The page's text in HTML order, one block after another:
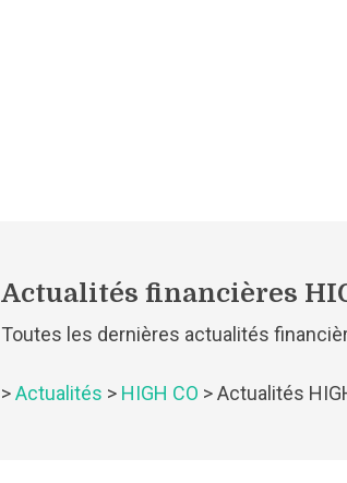
Actualités financières
Toutes les dernières actualités
>Actualités > HIGH CO > Actualités